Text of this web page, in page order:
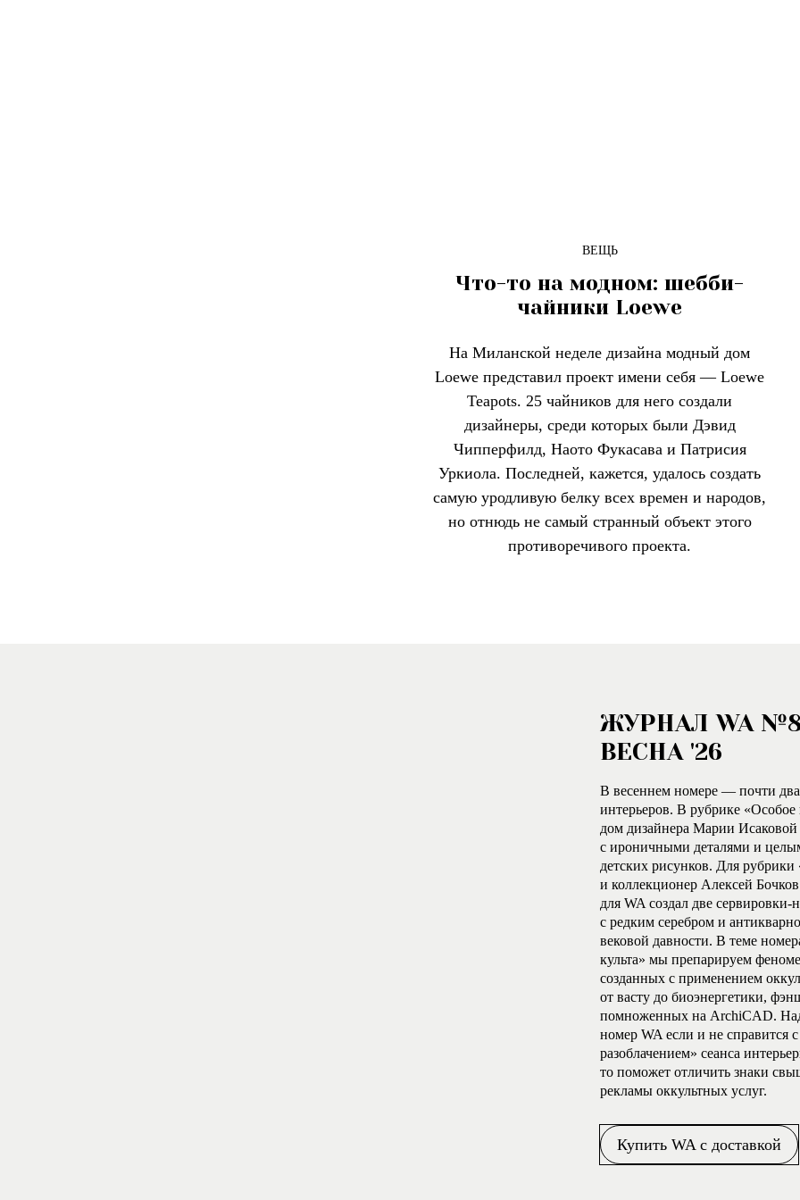
ВЕЩЬ
Что-то на модном: шебби-
чайники Loewe
На Миланской неделе дизайна модный дом
Loewe представил проект имени себя — Loewe
Teapots. 25 чайников для него создали
дизайнеры, среди которых были Дэвид
Чипперфилд, Наото Фукасава и Патрисия
Уркиола. Последней, кажется, удалось создать
самую уродливую белку всех времен и народов,
но отнюдь не самый странный объект этого
противоречивого проекта.
ЖУРНАЛ WA
ВЕСНА '26
В весеннем номере — почти два
интерьеров. В рубрике
дом дизайнера Марии
с ироничными деталями и
детских рисунков. Для рубрики
и коллекционер Алексей
для WA создал две сервировки-
с редким серебром и
вековой давности. В теме
культа» мы препарируем
созданных с применением
от васту до биоэнергетики,
помноженных на ArchiCAD.
номер WA если и не справится
разоблачением» сеанса
то поможет отличить знаки
рекламы оккультных услуг.
Купить WA с доставкой